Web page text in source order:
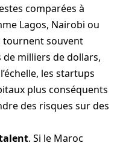
comparées à
Lagos, Nairobi ou
tournent souvent
milliers de dollars,
les startups
plus conséquents
des risques sur des
. Si le Maroc